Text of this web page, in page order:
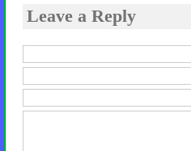
Leave a Reply